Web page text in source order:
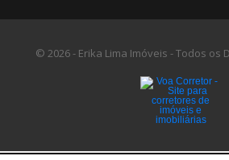
© 2026 - Erika Lima Imóveis - Todos os